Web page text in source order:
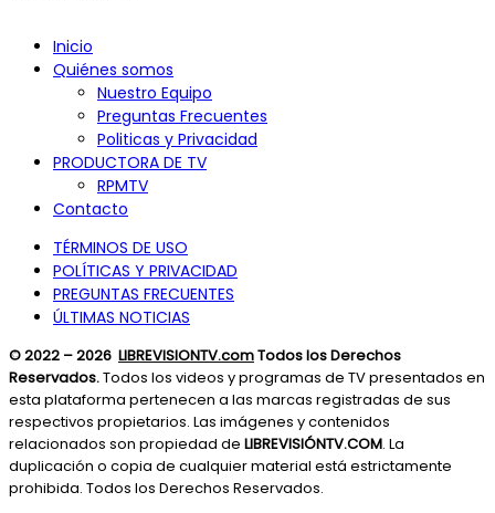
Inicio
Quiénes somos
Nuestro Equipo
Preguntas Frecuentes
Politicas y Privacidad
PRODUCTORA DE TV
RPMTV
Contacto
TÉRMINOS DE USO
POLÍTICAS Y PRIVACIDAD
PREGUNTAS FRECUENTES
ÚLTIMAS NOTICIAS
© 2022 – 2026 LIBREVISIONTV.comTodos los Derechos
Reservados.Todos los videos y programas de TV presentados en
esta plataforma pertenecen a las marcas registradas de sus
respectivos propietarios. Las imágenes y contenidos
relacionados son propiedad de LIBREVISIÓNTV.COM. La
duplicación o copia de cualquier material está estrictamente
prohibida. Todos los Derechos Reservados.